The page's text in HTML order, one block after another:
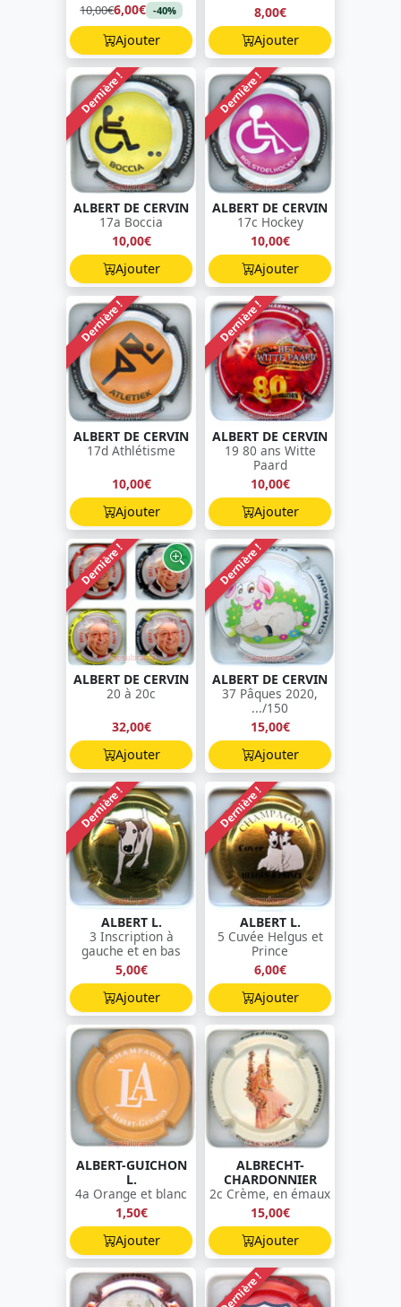
10,00€6,00€ -40%
Ajouter
8,00€
Ajouter
Dernière !
ALBERT DE CERVIN
17a Boccia
10,00€
Ajouter
Dernière !
ALBERT DE CERVIN
17c Hockey
10,00€
Ajouter
Dernière !
ALBERT DE CERVIN
17d Athlétisme
10,00€
Ajouter
Dernière !
ALBERT DE CERVIN
19 80 ans Witte
Paard
10,00€
Ajouter
Dernière !
ALBERT DE CERVIN
20 à 20c
32,00€
Ajouter
Dernière !
ALBERT DE CERVIN
37 Pâques 2020,
.../150
15,00€
Ajouter
Dernière !
ALBERT L.
3 Inscription à
gauche et en bas
5,00€
Ajouter
Dernière !
ALBERT L.
5 Cuvée Helgus et
Prince
6,00€
Ajouter
ALBERT-GUICHON
L.
4a Orange et blanc
1,50€
Ajouter
ALBRECHT-
CHARDONNIER
2c Crème, en émaux
15,00€
Ajouter
Dernière !